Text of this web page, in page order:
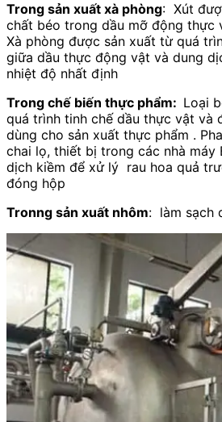
Trong sản xuất xà phòng: Xút
chất béo trong dầu mỡ động thực
Xà phòng được sản xuất từ quá
giữa dầu thực động vật và dung
nhiệt độ nhất định
Trong chế biến thực phẩm: Loại
quá trình tinh chế dầu thực vật và
dùng cho sản xuất thực phẩm .
chai lọ, thiết bị trong các nhà máy
dịch kiềm để xử lý rau hoa quả
đóng hộp
Tronng sản xuất nhôm: làm sạch